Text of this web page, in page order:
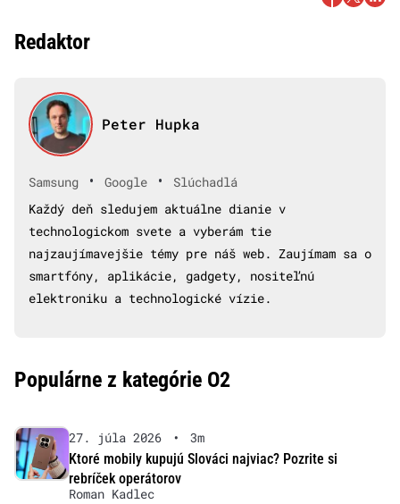
Redaktor
Peter Hupka
Samsung • Google •
Slúchadlá
Každý deň sledujem aktuálne dianie v
technologickom svete a vyberám tie
najzaujímavejšie témy pre náš web. Zaujímam sa o
smartfóny, aplikácie, gadgety, nositeľnú
elektroniku a technologické vízie.
Populárne z kategórie O2
27. júla 2026 •
3m
Ktoré mobily kupujú Slováci najviac? Pozrite si
rebríček operátorov
Roman Kadlec